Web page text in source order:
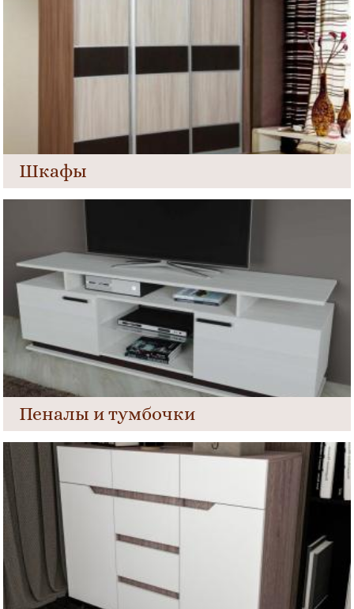
Шкафы
Пеналы и тумбочки